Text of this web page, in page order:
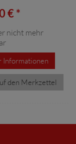
€ *
nicht mehr
Informationen
den Merkzettel